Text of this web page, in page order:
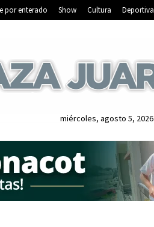
por enterado Show Cultura Deportiva
miércoles, agosto 5, 2026